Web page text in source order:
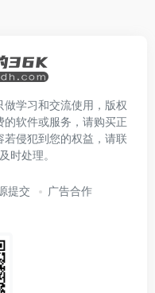
学习和交流使用，版权
软件或服务，请购买正
侵犯到您的权益，请联
时处理。
提交 广告合作